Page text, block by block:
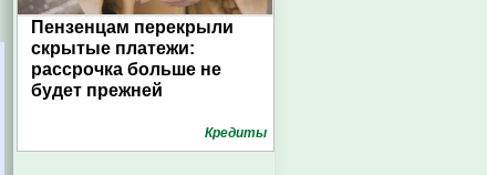
Пензенцам перекрыли
скрытые платежи:
рассрочка больше не
будет прежней
Кредиты